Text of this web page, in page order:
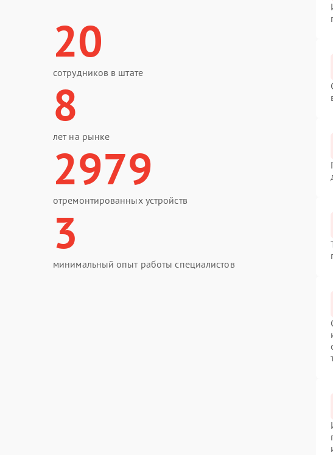
20
сотрудников в штате
8
лет на рынке
2979
отремонтированных устройств
3
минимальный опыт работы специалистов